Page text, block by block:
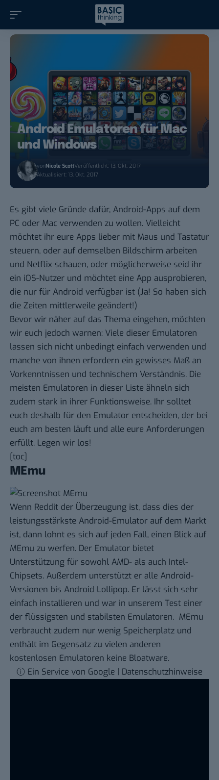
Android Emulatoren für Mac
und Windows
vonNicole ScottVeröffentlicht: 13. Okt. 2017
Aktualisiert: 13. Okt. 2017
Es gibt viele Gründe dafür, Android-Apps auf dem
PC oder Mac verwenden zu wollen. Vielleicht
möchtet ihr eure Apps lieber mit Maus und Tastatur
steuern, oder auf demselben Bildschirm arbeiten
und Netflix schauen, oder möglicherweise seid ihr
ein iOS-Nutzer und möchtet eine App ausprobieren,
die nur für Android verfügbar ist (Ja! So haben sich
die Zeiten mittlerweile geändert!)
Bevor wir näher auf das Thema eingehen, möchten
wir euch jedoch warnen: Viele dieser Emulatoren
lassen sich nicht unbedingt einfach verwenden und
manche von ihnen erfordern ein gewisses Maß an
Vorkenntnissen und technischem Verständnis. Die
meisten Emulatoren in dieser Liste ähneln sich
zudem stark in ihrer Funktionsweise. Ihr solltet
euch deshalb für den Emulator entscheiden, der bei
euch am besten läuft und alle eure Anforderungen
erfüllt. Legen wir los!
[toc]
MEmu
Wenn Reddit der Überzeugung ist, dass dies der
leistungsstärkste Android-Emulator auf dem Markt
ist, dann lohnt es sich auf jeden Fall, einen Blick auf
MEmu zu werfen. Der Emulator bietet
Unterstützung für sowohl AMD- als auch Intel-
Chipsets. Außerdem unterstützt er alle Android-
Versionen bis Android Lollipop. Er lässt sich sehr
einfach installieren und war in unserem Test einer
der flüssigsten und stabilsten Emulatoren. MEmu
verbraucht zudem nur wenig Speicherplatz und
enthält im Gegensatz zu vielen anderen
kostenlosen Emulatoren keine Bloatware.
ⓘ Ein Service von Google | Datenschutzhinweise